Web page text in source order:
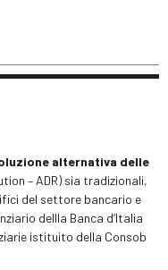
alternativa delle
– ADR) sia tradizionali,
del settore bancario e
dellla Banca d’Italia
istituito della Consob